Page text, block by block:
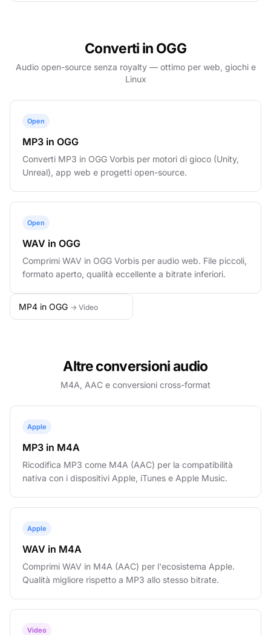
Converti in OGG
Audio open-source senza royalty — ottimo per web, giochi e
Linux
Open
MP3 in OGG
Converti MP3 in OGG Vorbis per motori di gioco (Unity,
Unreal), app web e progetti open-source.
Open
WAV in OGG
Comprimi WAV in OGG Vorbis per audio web. File piccoli,
formato aperto, qualità eccellente a bitrate inferiori.
MP4 in OGG → Video
Altre conversioni audio
M4A, AAC e conversioni cross-format
Apple
MP3 in M4A
Ricodifica MP3 come M4A (AAC) per la compatibilità
nativa con i dispositivi Apple, iTunes e Apple Music.
Apple
WAV in M4A
Comprimi WAV in M4A (AAC) per l'ecosistema Apple.
Qualità migliore rispetto a MP3 allo stesso bitrate.
Video